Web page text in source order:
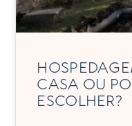
CASA OU
ESCOLHER?